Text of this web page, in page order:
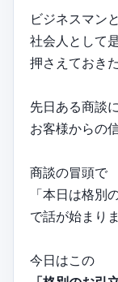
ビジネスマン
社会人として
押さえておき
先日ある商談
お客様からの
商談の冒頭で
「本日は格別
で話が始まり
今日はこの